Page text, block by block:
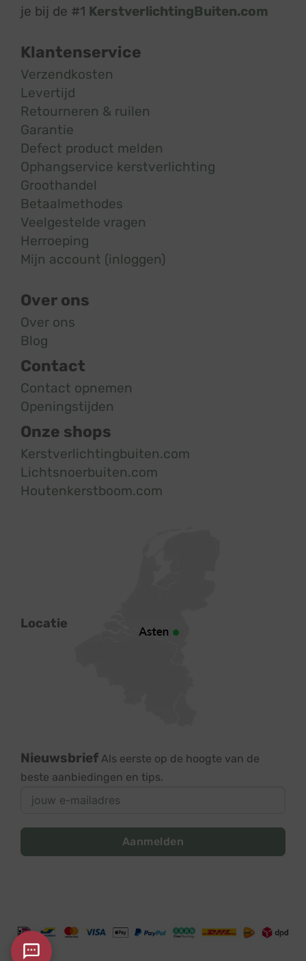
je bij de #1 KerstverlichtingBuiten.com
Klantenservice
Verzendkosten
Levertijd
Retourneren & ruilen
Garantie
Defect product melden
Ophangservice kerstverlichting
Groothandel
Betaalmethodes
Veelgestelde vragen
Herroeping
Mijn account (inloggen)
Over ons
Over ons
Blog
Contact
Contact opnemen
Openingstijden
Onze shops
Kerstverlichtingbuiten.com
Lichtsnoerbuiten.com
Houtenkerstboom.com
Locatie
Nieuwsbrief Als eerste op de hoogte van de
beste aanbiedingen en tips.
Aanmelden